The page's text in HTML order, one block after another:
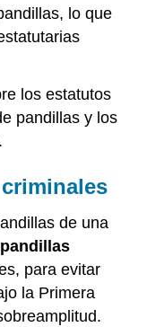
lo que
los estatutos
pandillas y los
de una
pandillas
para evitar
la Primera